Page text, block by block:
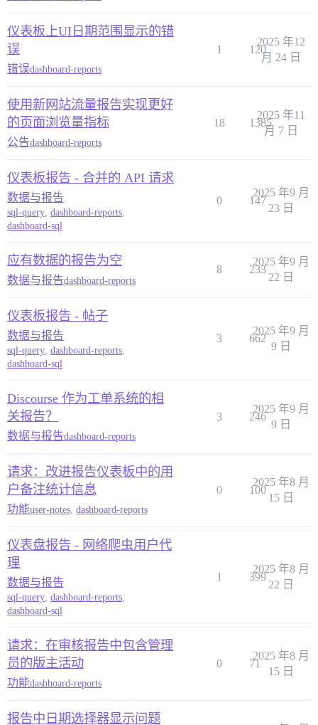
仪表板上UI日期范围显示的错
误
错误dashboard-reports
1 120
2025 年12
月 24 日
使用新网站流量报告实现更好
的页面浏览量指标
公告dashboard-reports
18 1385
2025 年11
月 7 日
仪表板报告 - 合并的 API 请求
数据与报告
sql-query, dashboard-reports,
dashboard-sql
0 147
2025 年9 月
23 日
应有数据的报告为空
数据与报告dashboard-reports
8 233
2025 年9 月
22 日
仪表板报告 - 帖子
数据与报告
sql-query, dashboard-reports,
dashboard-sql
3 662
2025 年9 月
9 日
Discourse 作为工单系统的相
关报告？
数据与报告dashboard-reports
3 246
2025 年9 月
9 日
请求：改进报告仪表板中的用
户备注统计信息
功能user-notes dashboard-reports
0 100
2025 年8 月
15 日
仪表盘报告 - 网络爬虫用户代
理
数据与报告
sql-query, dashboard-reports,
dashboard-sql
1 399
2025 年8 月
22 日
请求：在审核报告中包含管理
员的版主活动
功能dashboard-reports
0 71
2025 年8 月
15 日
报告中日期选择器显示问题